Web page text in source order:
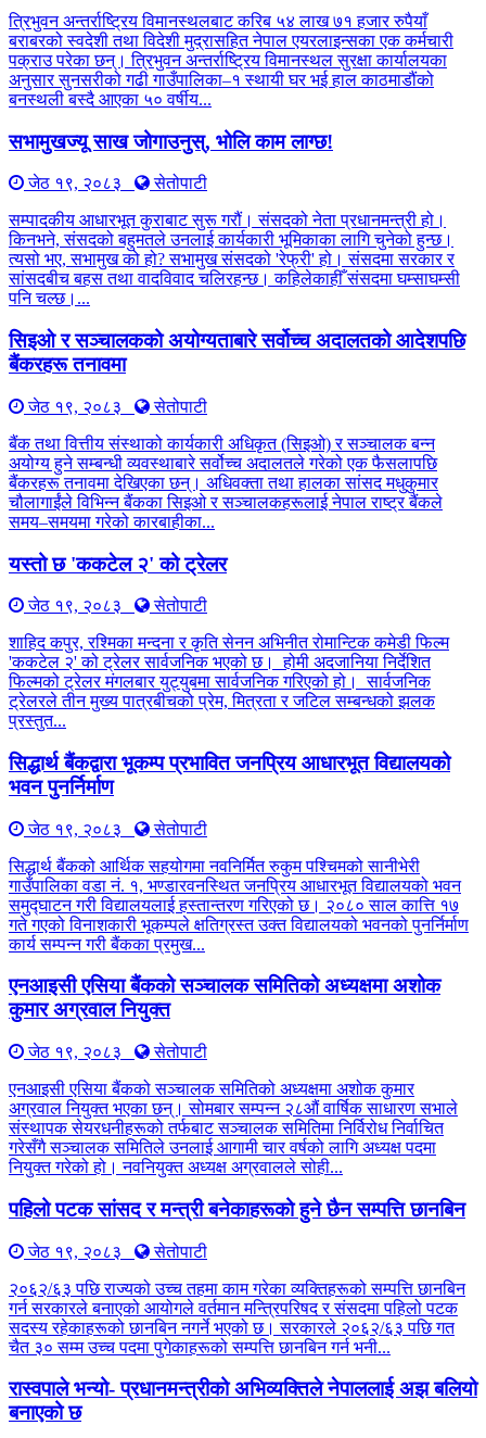
त्रिभुवन अन्तर्राष्ट्रिय विमानस्थलबाट करिब ५४ लाख ७१ हजार रुपैयाँ
बराबरको स्वदेशी तथा विदेशी मुद्रासहित नेपाल एयरलाइन्सका एक कर्मचारी
पक्राउ परेका छन्। त्रिभुवन अन्तर्राष्ट्रिय विमानस्थल सुरक्षा कार्यालयका
अनुसार सुनसरीको गढी गाउँपालिका–१ स्थायी घर भई हाल काठमाडौंको
बनस्थली बस्दै आएका ५० वर्षीय...
सभामुखज्यू साख जोगाउनुस्, भोलि काम लाग्छ!
जेठ १९, २०८३
सेतोपाटी
सम्पादकीय आधारभूत कुराबाट सुरू गरौं। संसदको नेता प्रधानमन्त्री हो।
किनभने, संसदको बहुमतले उनलाई कार्यकारी भूमिकाका लागि चुनेको हुन्छ।
त्यसो भए, सभामुख को हो? सभामुख संसदको 'रेफ्री' हो। संसदमा सरकार र
सांसदबीच बहस तथा वादविवाद चलिरहन्छ। कहिलेकाहीँ संसदमा घम्साघम्सी
पनि चल्छ।...
सिइओ र सञ्चालकको अयोग्यताबारे सर्वोच्च अदालतको आदेशपछि
बैंकरहरू तनावमा
जेठ १९, २०८३
सेतोपाटी
बैंक तथा वित्तीय संस्थाको कार्यकारी अधिकृत (सिइओ) र सञ्चालक बन्न
अयोग्य हुने सम्बन्धी व्यवस्थाबारे सर्वोच्च अदालतले गरेको एक फैसलापछि
बैंकरहरू तनावमा देखिएका छन्। अधिवक्ता तथा हालका सांसद मधुकुमार
चौलागाईंले विभिन्न बैंकका सिइओ र सञ्चालकहरूलाई नेपाल राष्ट्र बैंकले
समय–समयमा गरेको कारबाहीका...
यस्तो छ 'ककटेल २' को ट्रेलर
जेठ १९, २०८३
सेतोपाटी
शाहिद कपुर, रश्मिका मन्दना र कृति सेनन अभिनीत रोमान्टिक कमेडी फिल्म
'ककटेल २' को ट्रेलर सार्वजनिक भएको छ। होमी अदजानिया निर्देशित
फिल्मको ट्रेलर मंगलबार युट्युबमा सार्वजनिक गरिएको हो। सार्वजनिक
ट्रेलरले तीन मुख्य पात्रबीचको प्रेम, मित्रता र जटिल सम्बन्धको झलक
प्रस्तुत...
सिद्धार्थ बैंकद्वारा भूकम्प प्रभावित जनप्रिय आधारभूत विद्यालयको
भवन पुनर्निर्माण
जेठ १९, २०८३
सेतोपाटी
सिद्धार्थ बैंकको आर्थिक सहयोगमा नवनिर्मित रुकुम पश्चिमको सानीभेरी
गाउँपालिका वडा नं. १, भण्डारवनस्थित जनप्रिय आधारभूत विद्यालयको भवन
समुद्घाटन गरी विद्यालयलाई हस्तान्तरण गरिएको छ। २०८० साल कात्ति १७
गते गएको विनाशकारी भूकम्पले क्षतिग्रस्त उक्त विद्यालयको भवनको पुनर्निर्माण
कार्य सम्पन्न गरी बैंकका प्रमुख...
एनआइसी एसिया बैंकको सञ्चालक समितिको अध्यक्षमा अशोक
कुमार अग्रवाल नियुक्त
जेठ १९, २०८३
सेतोपाटी
एनआइसी एसिया बैंकको सञ्चालक समितिको अध्यक्षमा अशोक कुमार
अग्रवाल नियुक्त भएका छन्। सोमबार सम्पन्न २८औं वार्षिक साधारण सभाले
संस्थापक सेयरधनीहरूको तर्फबाट सञ्चालक समितिमा निर्विरोध निर्वाचित
गरेसँगै सञ्चालक समितिले उनलाई आगामी चार वर्षको लागि अध्यक्ष पदमा
नियुक्त गरेको हो। नवनियुक्त अध्यक्ष अग्रवालले सोही...
पहिलो पटक सांसद र मन्त्री बनेकाहरूको हुने छैन सम्पत्ति छानबिन
जेठ १९, २०८३
सेतोपाटी
२०६२/६३ पछि राज्यको उच्च तहमा काम गरेका व्यक्तिहरूको सम्पत्ति छानबिन
गर्न सरकारले बनाएको आयोगले वर्तमान मन्त्रिपरिषद र संसदमा पहिलो पटक
सदस्य रहेकाहरूको छानबिन नगर्ने भएको छ। सरकारले २०६२/६३ पछि गत
चैत ३० सम्म उच्च पदमा पुगेकाहरूको सम्पत्ति छानबिन गर्न भनी...
रास्वपाले भन्यो- प्रधानमन्त्रीको अभिव्यक्तिले नेपाललाई अझ बलियो
बनाएको छ